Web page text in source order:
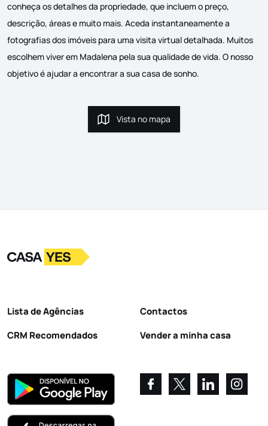
conheça os detalhes da propriedade, que incluem o preço,
descrição, áreas e muito mais. Aceda instantaneamente a
fotografias dos imóveis para uma visita virtual detalhada. Muitos
escolhem viver em Madalena pela sua qualidade de vida. O nosso
objetivo é ajudar a encontrar a sua casa de sonho.
Vista no mapa
Vista no mapa
LogoIr para a homepage
Lista de Agências
CRM Recomendados
Contactos
Vender a minha casa